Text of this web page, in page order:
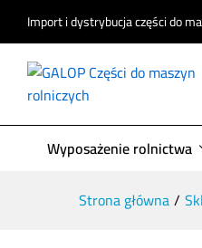
Import i dystrybucja części do
Wyposażenie rolnictwa
Strona główna/
Opis